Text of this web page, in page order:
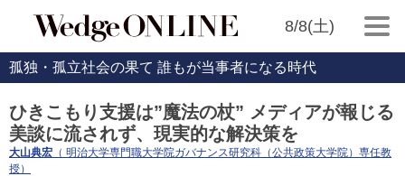
8/8(土)
孤独・孤立社会の果て 誰もが当事者になる時代
ひきこもり支援は”魔法の杖” メディアが報じる
美談に流されず、現実的な解決策を
大山典宏 （ 明治大学専門職大学院ガバナンス研究科（公共政策大学院）専任教
授）